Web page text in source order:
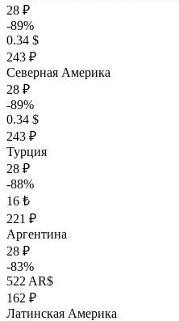
28 ₽
-89%
0.34 $
243 ₽
Северная Америка
28 ₽
-89%
0.34 $
243 ₽
Турция
28 ₽
-88%
16 ₺
221 ₽
Аргентина
28 ₽
-83%
522 AR$
162 ₽
Латинская Америка